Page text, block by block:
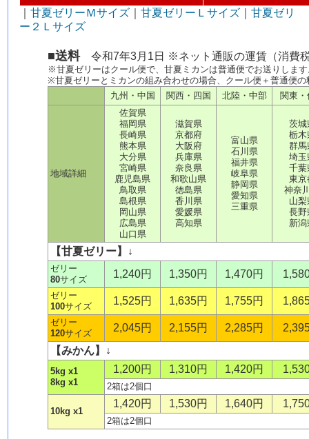
｜甘夏ゼリーＭサイズ ｜甘夏ゼリーＬサイズ ｜甘夏ゼリ
ー２Ｌサイズ
■送料令和7年3月1日 ※ネット通販の運賃（消費
※甘夏ゼリーはクール便で、甘夏ミカンは普通便でお送りしま
※甘夏ゼリーとミカンの組み合わせの場合、クール便＋普通便
九州・中国
関西・四国 北陸・中部 関東・
地域詳細
佐賀県
福岡県
長崎県
熊本県
大分県
宮崎県
鹿児島県
鳥取県
島根県
岡山県
広島県
山口県
滋賀県
京都府
大阪府
兵庫県
奈良県
和歌山県
徳島県
香川県
愛媛県
高知県
富山県
石川県
福井県
岐阜県
静岡県
愛知県
三重県
茨城
栃木
群馬
埼玉
千葉
東京
神奈
山梨
長野
新潟
【甘夏ゼリー】↓
ゼリー
80サイズ 1,240円 1,350円 1,470円
ゼリー
100サイズ 1,525円 1,635円 1,755円
ゼリー
120サイズ 2,045円 2,155円 2,285円
【みかん】↓
5kg x1
8kg x1
1,200円 1,310円 1,420円
2箱は2個口
10kg x1
1,420円 1,530円 1,640円
2箱は2個口